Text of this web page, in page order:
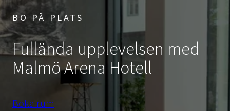
BO PÅ PLATS
Fullända upplevelsen med
Malmö Arena Hotell
Boka rum